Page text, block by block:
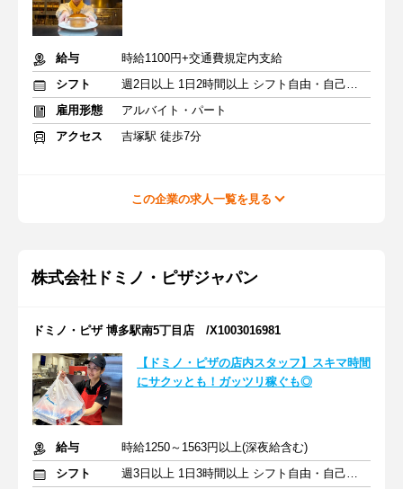
給与
時給1100円+交通費規定内支給
シフト
週2日以上 1日2時間以上 シフト自由・自己申告
雇用形態
アルバイト・パート
アクセス
吉塚駅 徒歩7分
この企業の求人一覧を見る
株式会社ドミノ・ピザジャパン
ドミノ・ピザ 博多駅南5丁目店 /X1003016981
【ドミノ・ピザの店内スタッフ】スキマ時間
にサクッとも！ガッツリ稼ぐも◎
給与
時給1250～1563円以上(深夜給含む)
シフト
週3日以上 1日3時間以上 シフト自由・自己申告